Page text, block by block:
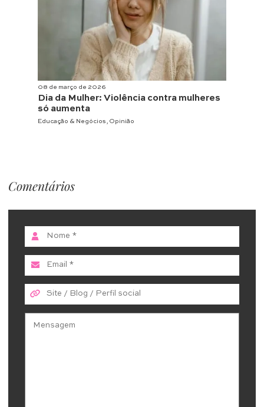
08 de março de 2026
Dia da Mulher: Violência contra mulheres
só aumenta
Educação & Negócios Opinião
Comentários